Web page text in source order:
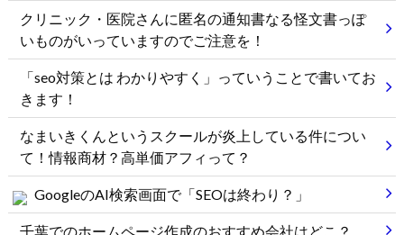
クリニック・医院さんに匿名の通知書なる怪文書っぽ
いものがいっていますのでご注意を！
「seo対策とは わかりやすく」っていうことで書いてお
きます！
なまいきくんというスクールが炎上している件につい
て！情報商材？高単価アフィって？
GoogleのAI検索画面で「SEOは終わり？」
千葉でのホームページ作成のおすすめ会社はどこ？